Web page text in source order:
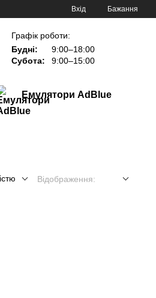
Вхід Бажання
Графік роботи:
Будні:
9:00–18:00
Субота:
9:00–15:00
Емулятори AdBlue
Відображення: